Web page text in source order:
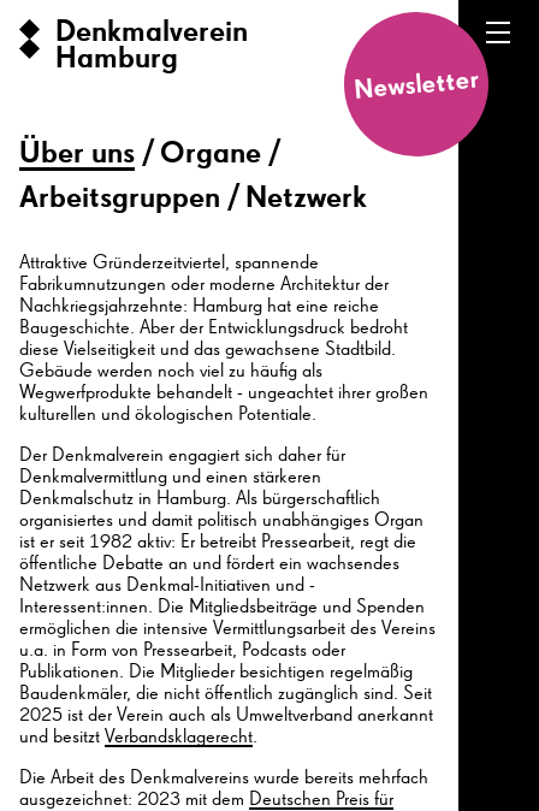
Denkmalverein
Hamburg
Newsletter
Über uns
Organe
Arbeitsgruppen
Netzwerk
Attraktive Gründerzeitviertel, spannende
Fabrikumnutzungen oder moderne Architektur der
Nachkriegsjahrzehnte: Hamburg hat eine reiche
Baugeschichte. Aber der Entwicklungsdruck bedroht
diese Vielseitigkeit und das gewachsene Stadtbild.
Gebäude werden noch viel zu häufig als
Wegwerfprodukte behandelt - ungeachtet ihrer großen
kulturellen und ökologischen Potentiale.
Der Denkmalverein engagiert sich daher für
Denkmalvermittlung und einen stärkeren
Denkmalschutz in Hamburg. Als bürgerschaftlich
organisiertes und damit politisch unabhängiges Organ
ist er seit 1982 aktiv: Er betreibt Pressearbeit, regt die
öffentliche Debatte an und fördert ein wachsendes
Netzwerk aus Denkmal-Initiativen und -
Interessent:innen. Die Mitgliedsbeiträge und Spenden
ermöglichen die intensive Vermittlungsarbeit des Vereins
u.a. in Form von Pressearbeit, Podcasts oder
Publikationen. Die Mitglieder besichtigen regelmäßig
Baudenkmäler, die nicht öffentlich zugänglich sind. Seit
2025 ist der Verein auch als Umweltverband anerkannt
und besitzt Verbandsklagerecht.
Die Arbeit des Denkmalvereins wurde bereits mehrfach
ausgezeichnet: 2023 mit dem Deutschen Preis für